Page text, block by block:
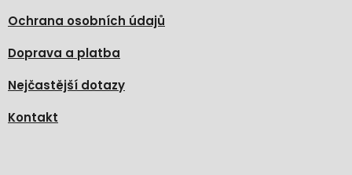
Ochrana osobních údajů
Doprava a platba
Nejčastější dotazy
Kontakt